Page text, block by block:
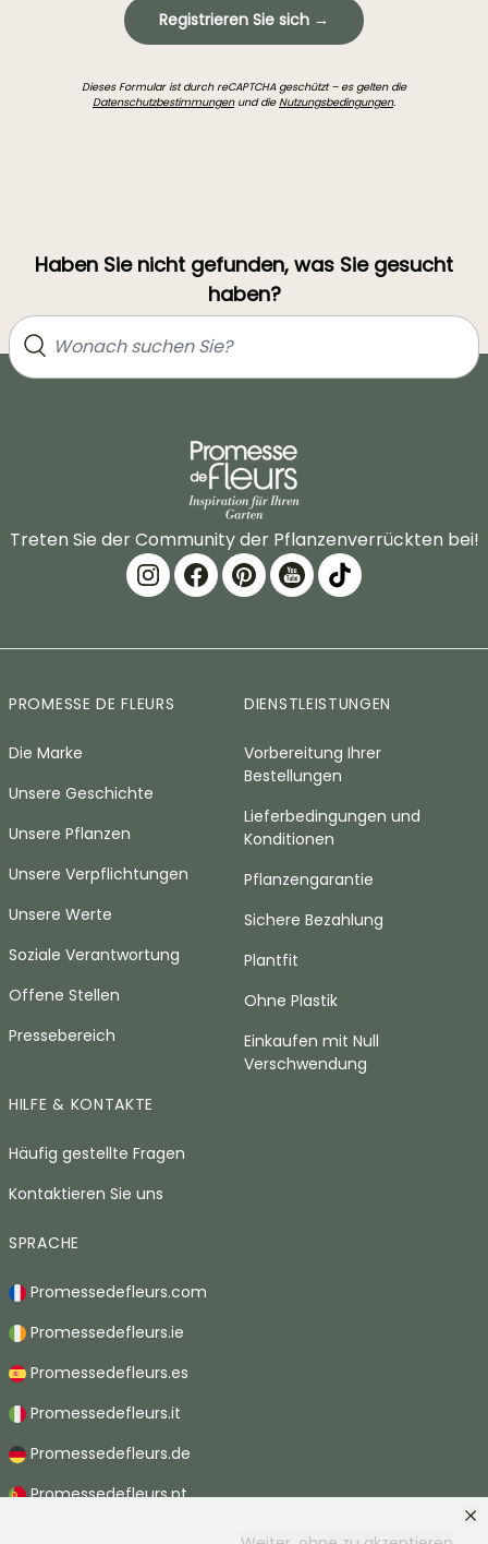
Registrieren Sie sich →
Dieses Formular ist durch reCAPTCHA geschützt – es gelten die
Datenschutzbestimmungenund dieNutzungsbedingungen.
Haben Sie nicht gefunden, was Sie gesucht
haben?
Treten Sie der Community der Pflanzenverrückten bei!
PROMESSE DE FLEURS
Die Marke
Unsere Geschichte
Unsere Pflanzen
Unsere Verpflichtungen
Unsere Werte
Soziale Verantwortung
Offene Stellen
Pressebereich
DIENSTLEISTUNGEN
Vorbereitung Ihrer
Bestellungen
Lieferbedingungen und
Konditionen
Pflanzengarantie
Sichere Bezahlung
Plantfit
Ohne Plastik
Einkaufen mit Null
Verschwendung
HILFE & KONTAKTE
Häufig gestellte Fragen
Kontaktieren Sie uns
SPRACHE
Promessedefleurs.com
Promessedefleurs.ie
Promessedefleurs.es
Promessedefleurs.it
Promessedefleurs.de
Promessedefleurs.pt